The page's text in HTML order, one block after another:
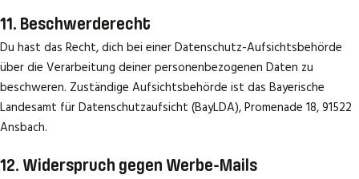
11. Beschwerderecht
Du hast das Recht, dich bei einer Datenschutz-Aufsichtsbehörde
über die Verarbeitung deiner personenbezogenen Daten zu
beschweren. Zuständige Aufsichtsbehörde ist das Bayerische
Landesamt für Datenschutzaufsicht (BayLDA), Promenade 18, 91522
Ansbach.
12. Widerspruch gegen Werbe-Mails